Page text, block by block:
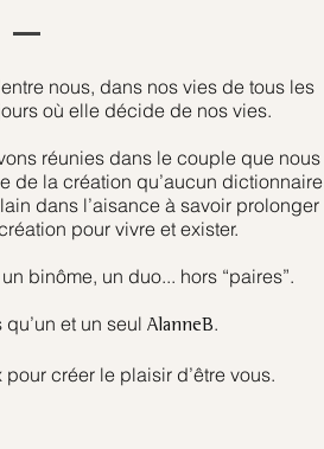
nous, dans nos vies de tous les
où elle décide de nos vies.
réunies dans le couple que nous
de la création qu’aucun dictionnaire
dans l’aisance à savoir prolonger
pour vivre et exister.
binôme, un duo... hors “paires”.
et un seul AlanneB.
créer le plaisir d’être vous.